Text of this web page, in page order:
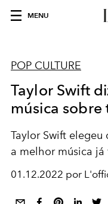
MENU
POP CULTURE
Taylor Swift
música
Taylor Swift
a melhor música
01.12.2022 por